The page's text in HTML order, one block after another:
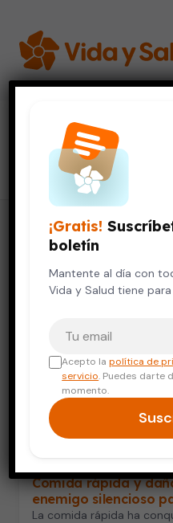
insulina
236 artículos
Comida rápida y
enemigo silencioso
La comida rápida ha
¡Gratis!
boletín
Mantente al día con
Vida y Salud tiene
Acepto lapolítica de
servicio. Puedes darte
momento.